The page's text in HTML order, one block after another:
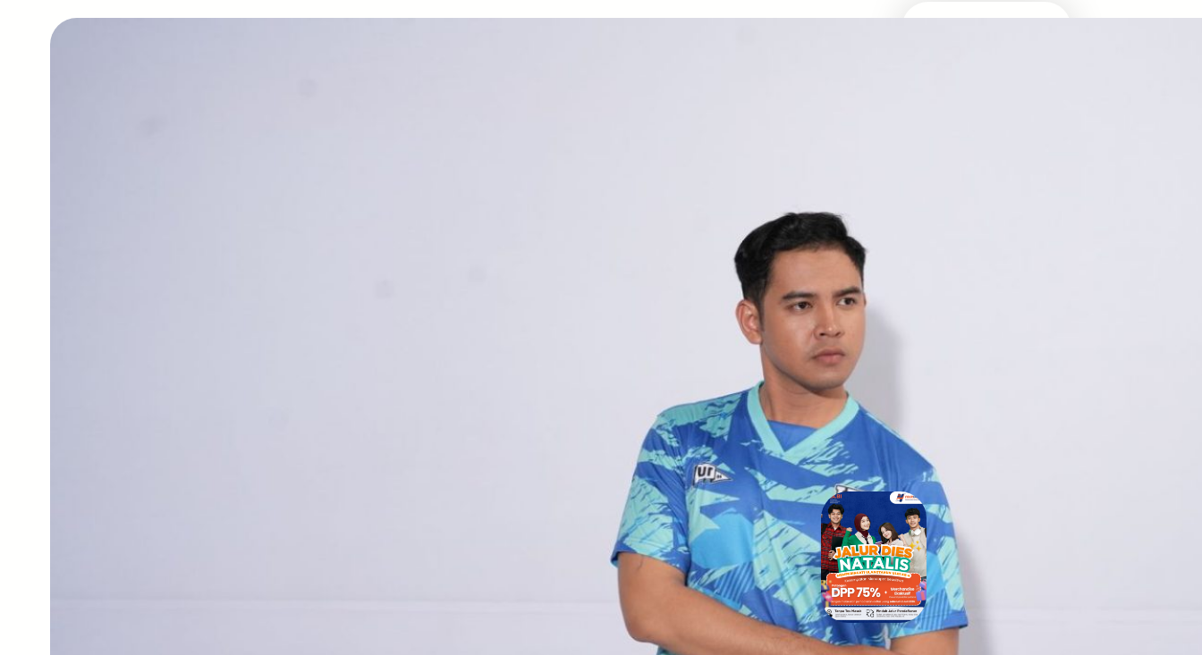
MEDIA INFOMRASI TERUPDATE SEPUTAR
Tidak Lolos UTBK SNBT di PTN?
Jangan Khawatir, Ini Jalan
Terbaikmu untuk Tetap Kuliah
di Kampus Berkualitas